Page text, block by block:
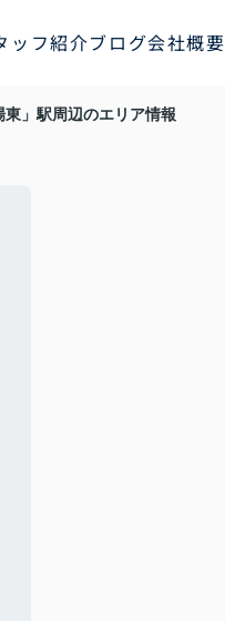
ッフ紹介ブログ会社概要
」駅周辺のエリア情報